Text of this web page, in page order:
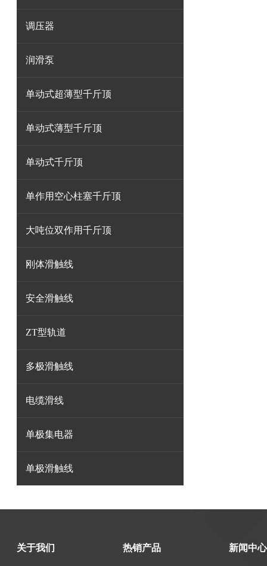
调压器
润滑泵
单动式超薄型千斤顶
单动式薄型千斤顶
单动式千斤顶
单作用空心柱塞千斤顶
大吨位双作用千斤顶
刚体滑触线
安全滑触线
ZT型轨道
多极滑触线
电缆滑线
单极集电器
单极滑触线
关于我们 热销产品 新闻中心